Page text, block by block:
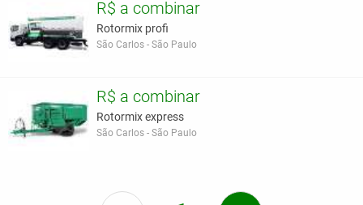
R$ a combinar
Rotormix profi
São Carlos - São Paulo
R$ a combinar
Rotormix express
São Carlos - São Paulo